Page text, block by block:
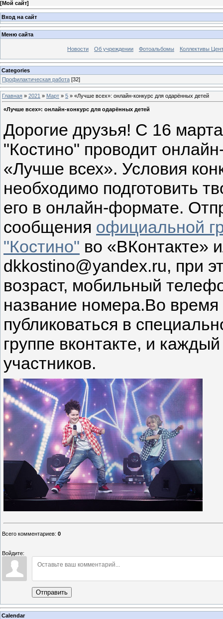
[Мой сайт]
Вход на сайт
Меню сайта
Новости Об учреждении Фотоальбомы Коллективы
Categories
Профилактическая работа [32]
Главная » 2021 » Март » 5 » «Лучше всех»: онлайн-конкурс для одарённых детей
«Лучше всех»: онлайн-конкурс для одарённых детей
Дорогие друзья! С 16
"Костино" проводит
«Лучше всех». Условия
необходимо подготовить
его в онлайн-формате.
сообщения официальной
"Костино" во «ВКонтакте»
dkkostino@yandex.ru, при
возраст, мобильный
название номера.Во время
публиковаться в
группе вконтакте, и
участников.
Всего комментариев: 0
Войдите:
Отправить
Calendar